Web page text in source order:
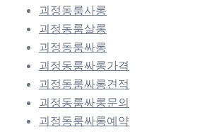
괴정동룸사롱
괴정동룸살롱
괴정동룸싸롱
괴정동룸싸롱가격
괴정동룸싸롱견적
괴정동룸싸롱문의
괴정동룸싸롱예약